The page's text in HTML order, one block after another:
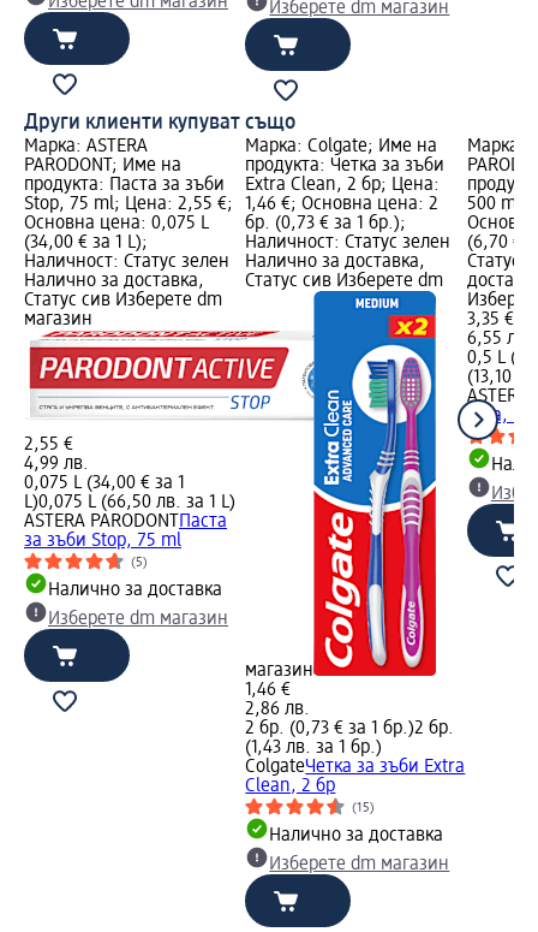
Изберете dm магазин
Други клиенти купуват също
Марка: ASTERA
PARODONT; Име на
продукта: Паста за зъби
Stop, 75 ml; Цена: 2,55 €;
Основна цена: 0,075 L
(34,00 € за 1 L);
Наличност: Статус зелен
Налично за доставка,
Статус сив Изберете dm
магазин
2,55 €
4,99 лв.
0,075 L (34,00 € за 1
L)0,075 L (66,50 лв. за 1 L)
ASTERA PARODONT
Паста
за зъби Stop, 75 ml
(5)
Налично за доставка
Изберете dm магазин
Марка: Colgate; Име на
продукта: Четка за зъби
Extra Clean, 2 бр; Цена:
1,46 €; Основна цена: 2
бр. (0,73 € за 1 бр.);
Наличност: Статус зелен
Налично за доставка,
Статус сив Изберете dm
магазин
1,46 €
2,86 лв.
2 бр. (0,73 € за 1 бр.)2 бр.
(1,43 лв. за 1 бр.)
ColgateЧетка за зъби Extra
Clean, 2 бр
(15)
Налично за доставка
Изберете dm магазин
Марка:
500 ml;
(6,70 €
Статус
3,35 €
6,55 лв.
0,5 L
(13,10
ASTERA
уста,